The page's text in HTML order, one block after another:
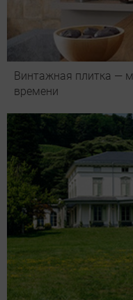
Винтажная плитка —
времени